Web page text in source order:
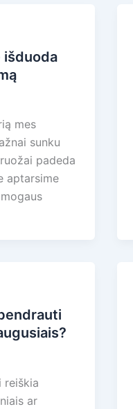
išduoda
mes
sunku
padeda
aptarsime
reiškia
ar